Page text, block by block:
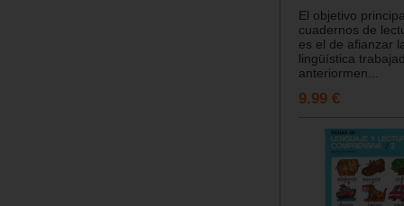
El objetivo
cuadernos de
es el de afianzar
lingüística
anteriormen...
9.99 €